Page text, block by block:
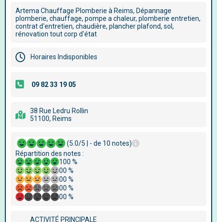
Artema Chauffage Plomberie à Reims, Dépannage
plomberie, chauffage, pompe a chaleur, plomberie entretien,
contrat d'entretien, chaudière, plancher plafond, sol,
rénovation tout corp d'état
Horaires Indisponibles
38 Rue Ledru Rollin
51100, Reims
(5.0/5 | - de 10 notes)
Répartition des notes :
100 %
00 %
00 %
00 %
00 %
ACTIVITÉ PRINCIPALE